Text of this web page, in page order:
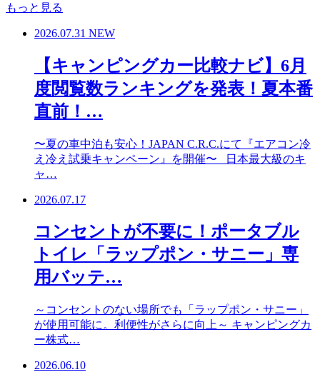
もっと見る
2026.07.31 NEW
【キャンピングカー比較ナビ】6月
度閲覧数ランキングを発表！夏本番
直前！…
〜夏の車中泊も安心！JAPAN C.R.C.にて『エアコン冷
え冷え試乗キャンペーン』を開催〜 日本最大級のキ
ャ…
2026.07.17
コンセントが不要に！ポータブル
トイレ「ラップポン・サニー」専
用バッテ…
～コンセントのない場所でも「ラップポン・サニー」
が使用可能に。利便性がさらに向上～ キャンピングカ
ー株式…
2026.06.10